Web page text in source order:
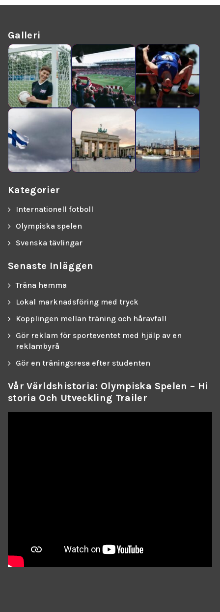
Galleri
Kategorier
Internationell fotboll
Olympiska spelen
Svenska tävlingar
Senaste Inläggen
Träna hemma
Lokal marknadsföring med tryck
Kopplingen mellan träning och håravfall
Gör reklam för sporteventet med hjälp av en
reklambyrå
Gör en träningsresa efter studenten
Vår Världshistoria: Olympiska Spelen – Hi
Storia Och Utveckling Trailer